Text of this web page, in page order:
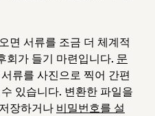
면 서류를 조금 더 체계적
회가 들기 마련입니다. 문
류를 사진으로 찍어 간편
있습니다. 변환한 파일을
장하거나 비밀번호를 설